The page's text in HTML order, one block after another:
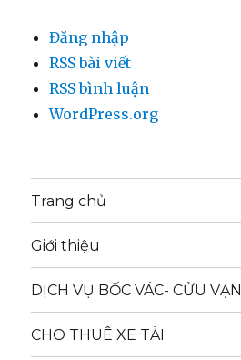
Đăng nhập
RSS bài viết
RSS bình luận
WordPress.org
Trang chủ
Giới thiệu
DỊCH VỤ BỐC VÁC- CỬU VẠN
CHO THUÊ XE TẢI